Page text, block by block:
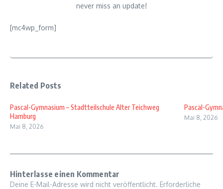
never miss an update!
[mc4wp_form]
Related Posts
Pascal-Gymnasium – Stadtteilschule Alter Teichweg
Hamburg
Mai 8, 2026
Pascal-
Mai 8, 2026
Hinterlasse einen Kommentar
Deine E-Mail-Adresse wird nicht veröffentlicht. Erforderliche